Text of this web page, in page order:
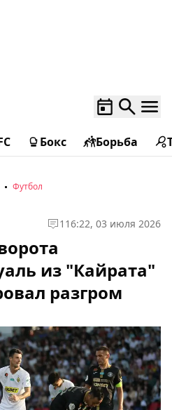
Бокс Борьба
Футбол
1 16:22, 03 июля 2026
из "Кайрата"
разгром